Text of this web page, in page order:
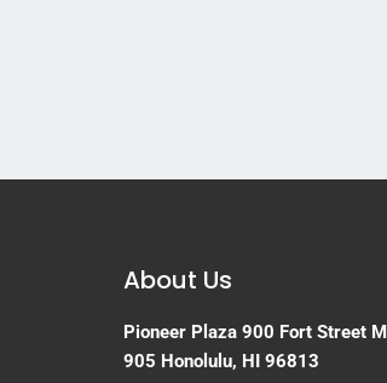
About Us
Pioneer Plaza 900 Fort Street
905 Honolulu, HI 96813